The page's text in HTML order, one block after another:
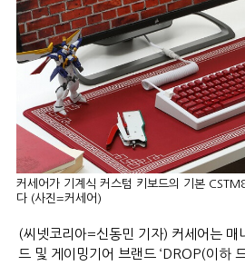
커세어가 기계식 커스텀 키보드의 기본
다 (사진=커세어)
(씨넷코리아=신동민 기자) 커세어는 매
드 및 게이밍기어 브랜드 ‘DROP(이하